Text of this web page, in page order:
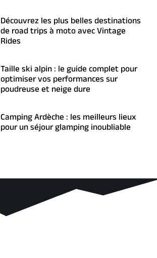
Découvrez les plus belles destinations
de road trips à moto avec Vintage
Rides
Taille ski alpin : le guide complet pour
optimiser vos performances sur
poudreuse et neige dure
Camping Ardèche : les meilleurs lieux
pour un séjour glamping inoubliable